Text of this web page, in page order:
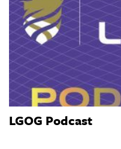
LGOG Podcast